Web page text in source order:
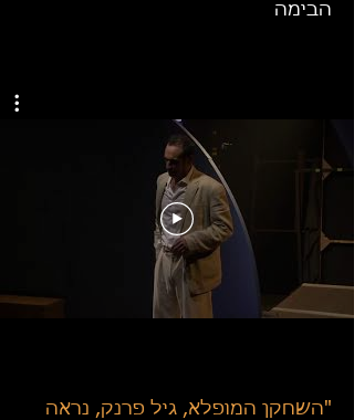
הבימה
"השחקן המופלא, גיל פרנק, נראה